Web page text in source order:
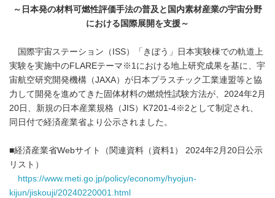
～日本発の材料可燃性評価手法の普及と国内素材産業の宇宙分野
における国際展開を支援～
国際宇宙ステーション（ISS）「きぼう」日本実験棟での軌道上
実験を実施中のFLAREテーマ※1における地上研究成果を基に、宇
宙航空研究開発機構（JAXA）が日本プラスチック工業連盟等と協
力して開発を進めてきた固体材料の燃焼性試験方法が、2024年2月
20日、新規の日本産業規格（JIS）K7201-4※2として制定され、
同日付で経済産業省より公示されました。
■経済産業省Webサイト（関連資料（資料1） 2024年2月20日公示
リスト）
https://www.meti.go.jp/policy/economy/hyojun-
kijun/jiskouji/20240220001.html